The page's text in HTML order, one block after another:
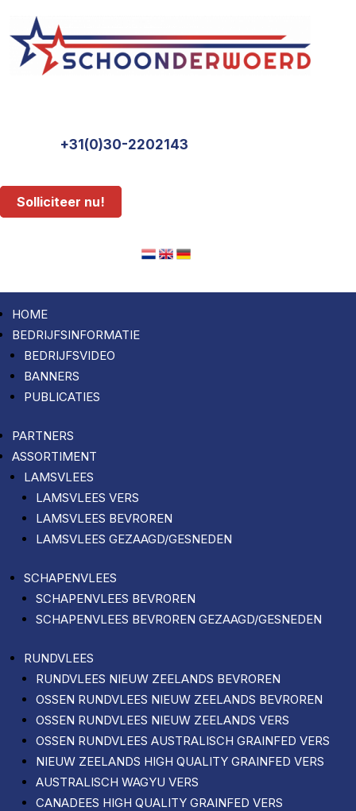
+31(0)30-2202143
Solliciteer nu!
HOME
BEDRIJFSINFORMATIE
BEDRIJFSVIDEO
BANNERS
PUBLICATIES
PARTNERS
ASSORTIMENT
LAMSVLEES
LAMSVLEES VERS
LAMSVLEES BEVROREN
LAMSVLEES GEZAAGD/GESNEDEN
SCHAPENVLEES
SCHAPENVLEES BEVROREN
SCHAPENVLEES BEVROREN GEZAAGD/GESNEDEN
RUNDVLEES
RUNDVLEES NIEUW ZEELANDS BEVROREN
OSSEN RUNDVLEES NIEUW ZEELANDS BEVROREN
OSSEN RUNDVLEES NIEUW ZEELANDS VERS
OSSEN RUNDVLEES AUSTRALISCH GRAINFED VERS
NIEUW ZEELANDS HIGH QUALITY GRAINFED VERS
AUSTRALISCH WAGYU VERS
CANADEES HIGH QUALITY GRAINFED VERS